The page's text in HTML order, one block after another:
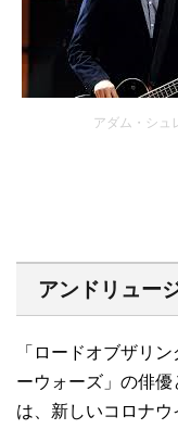
アダム・シュ
アンドリュー
「ロードオブザリ
ーウォーズ」の俳
は、新しいコロナウ